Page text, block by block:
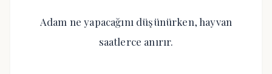
Adam ne yapacağını düşünürken, hayvan
saatlerce anırır.